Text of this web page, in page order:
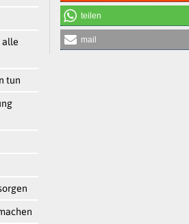
alle
tun
teilen
mail